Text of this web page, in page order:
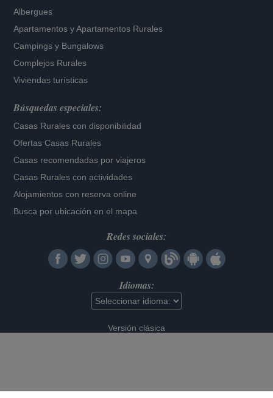
Albergues
Apartamentos yApartamentos Rurales
Campings y Bungalows
Complejos Rurales
Viviendas turísticas
Búsquedas especiales:
Casas Rurales con disponibilidad
Ofertas Casas Rurales
Casas recomendadas por viajeros
Casas Rurales con actividades
Alojamientos con reserva online
Busca por ubicación en el mapa
Redes sociales:
Idiomas:
Versión clásica